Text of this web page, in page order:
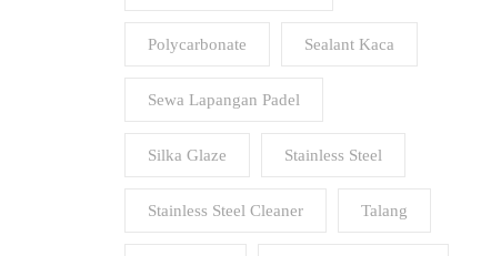
Polycarbonate Sealant Kaca
Sewa Lapangan Padel
Silka Glaze Stainless Steel
Stainless Steel Cleaner Talang